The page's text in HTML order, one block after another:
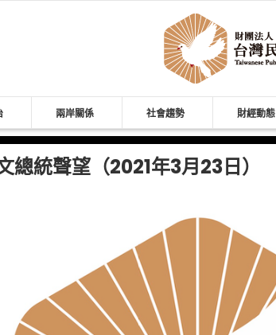
兩岸關係 社會趨勢 財經動態
總統聲望（2021年3月23日）